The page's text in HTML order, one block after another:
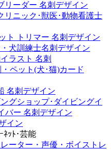
リーダー 名刺デザイン
リニック･獣医･動物看護士
ト トリマー 名刺デザイン
犬訓練士名刺デザイン
ラスト 名刺
ペット(犬･猫)カード
名刺デザイン
グショップ･ダイビングイ
バー 名刺デザイン
イン
ﾈｯﾄ･芸能
ーター・声優・ボイストレ